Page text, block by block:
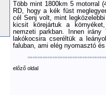
Több mint 1800km 5 motorral
RD, hogy a kék füst
cél Senj volt, mint
kicsit körejártuk a
nemzeti parkban. Innen irány
lakókocsira cseréltük a
faluban, ami elég nyomasztó
előző oldal